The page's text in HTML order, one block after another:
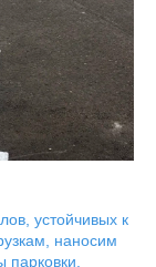
устойчивых к
наносим
паркингов,
материалы,
фигур.